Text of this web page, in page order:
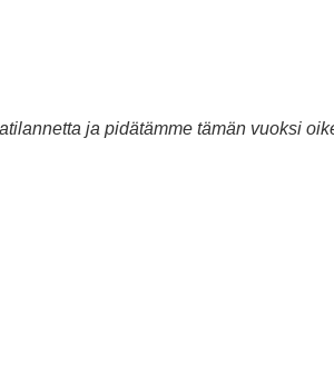
ja pidätämme tämän vuoksi